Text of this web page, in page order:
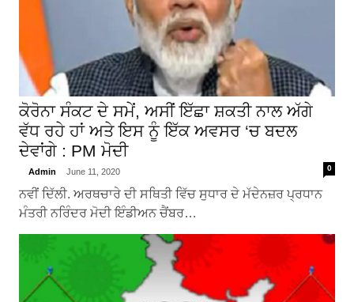
ਕੋਰੋਨਾ ਸੰਕਟ ਦੇ ਸਮੇਂ, ਅਸੀਂ ਇੱਛਾ ਸ਼ਕਤੀ ਨਾਲ ਅੱਗੇ
ਵੱਧ ਰਹੇ ਹਾਂ ਅਤੇ ਇਸ ਨੂੰ ਇੱਕ ਅਵਸਰ ‘ਚ ਬਦਲ
ਦੇਵਾਂਗੇ : PM ਮੋਦੀ
Admin June 11, 2020 0
ਨਵੀਂ ਦਿੱਲੀ. ਅਰਥਚਾਰੇ ਦੀ ਸਥਿਤੀ ਵਿੱਚ ਸੁਧਾਰ ਦੇ ਮੱਦੇਨਜ਼ਰ ਪ੍ਰਧਾਨ
ਮੰਤਰੀ ਨਰਿੰਦਰ ਮੋਦੀ ਇੰਡੀਅਨ ਚੈਂਬਰ…